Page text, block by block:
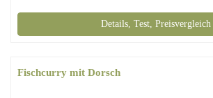
Details, Test, Preisvergleich
Fischcurry mit Dorsch